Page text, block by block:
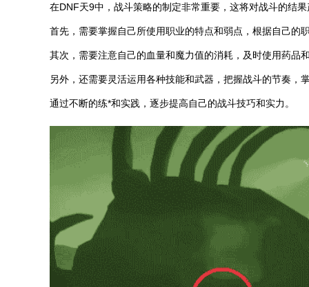
在DNF天9中，战斗策略的制定非常重要，这将对战斗的结
首先，需要掌握自己所使用职业的特点和弱点，根据自己的
其次，需要注意自己的血量和魔力值的消耗，及时使用药品
另外，还需要灵活运用各种技能和武器，把握战斗的节奏，
通过不断的练*和实践，逐步提高自己的战斗技巧和实力。